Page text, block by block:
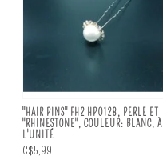
"HAIR PINS" FH2 HP0128, PERLE ET
"RHINESTONE", COULEUR: BLANC, À
L'UNITÉ
C$5,99